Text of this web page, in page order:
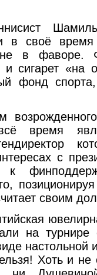
в своё время
не в фаворе.
и сигарет «на
фонд
всё время
с
своим
на турнире
настольной
Хоть и не